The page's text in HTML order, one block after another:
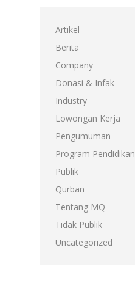
Artikel
Berita
Company
Donasi & Infak
Industry
Lowongan Kerja
Pengumuman
Program Pendidikan
Publik
Qurban
Tentang MQ
Tidak Publik
Uncategorized